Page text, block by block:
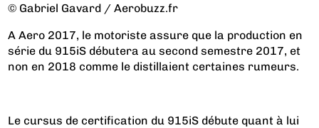
© Gabriel Gavard / Aerobuzz.fr
A Aero 2017, le motoriste assure que la production en
série du 915iS débutera au second semestre 2017, et
non en 2018 comme le distillaient certaines rumeurs.
Le cursus de certification du 915iS débute quant à lui